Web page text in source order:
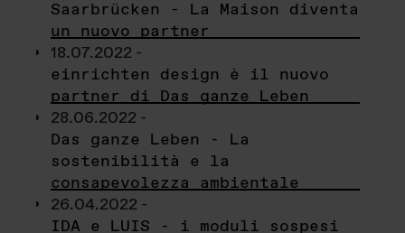
Saarbrücken - La Maison diventa
un nuovo partner
18.07.2022 -
einrichten design è il nuovo
partner di Das ganze Leben
28.06.2022 -
Das ganze Leben - La
sostenibilità e la
consapevolezza ambientale
26.04.2022 -
IDA e LUIS - i moduli sospesi